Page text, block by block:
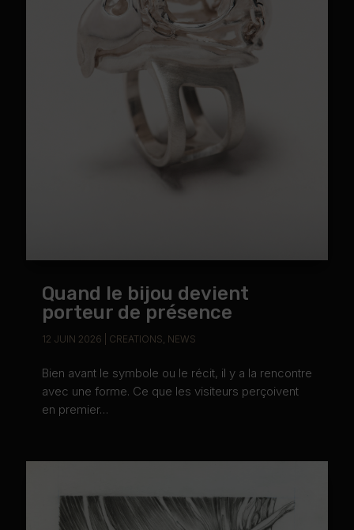
Quand le bijou devient
porteur de présence
12 JUIN 2026 CREATIONS, NEWS
Bien avant le symbole ou le récit, il y a la rencontre
avec une forme. Ce que les visiteurs perçoivent
en premier…